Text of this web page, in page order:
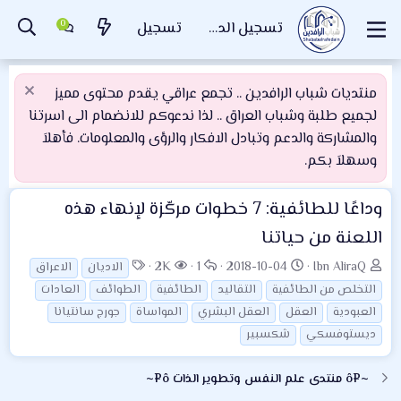
تسجيل الدخول تسجيل
منتديات شباب الرافدين .. تجمع عراقي يقدم محتوى مميز
لجميع طلبة وشباب العراق .. لذا ندعوكم للانضمام الى اسرتنا
والمشاركة والدعم وتبادل الافكار والرؤى والمعلومات. فأهلاَ
وسهلاَ بكم.
وداعًا للطائفية: 7 خطوات مركّزة لإنهاء هذه
اللعنة من حياتنا
ب
ا
د
ئ
ا
م
Ibn AliraQ
ت
ا
ر
ي
خ
ل
2018-10-04
ا
ل
ر
د
1
ا
ل
م
ش
د
2K
ا
ل
و
س
الاديان
الاعراق
التخلص من الطائفية
التقاليد الطائفية الطوائف
العادات
العبودية
العقل العقل البشري المواساة
جورج سانتيانا
ديستوفسكي
شكسبير
~¤ô منتدى علم النفس وتطوير الذات ô¤~